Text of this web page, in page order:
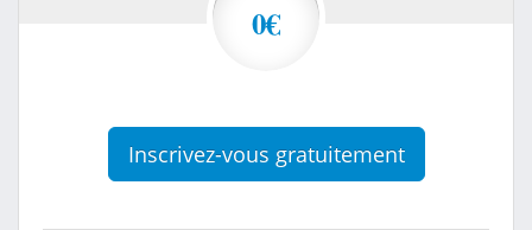
0€
Inscrivez-vous gratuitement